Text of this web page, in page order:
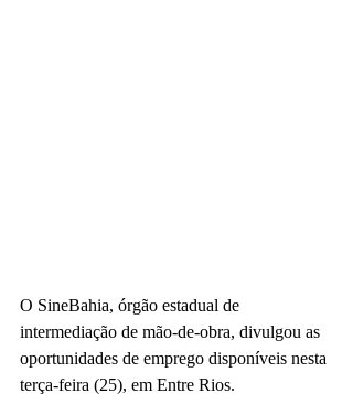
O SineBahia, órgão estadual de
intermediação de mão-de-obra, divulgou as
oportunidades de emprego disponíveis nesta
terça-feira (25), em Entre Rios.